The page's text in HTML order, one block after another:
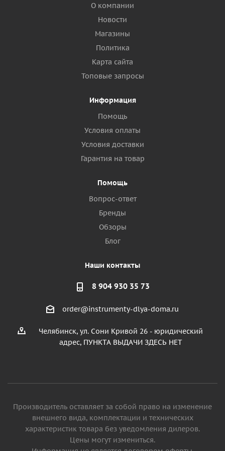
О компании
Новости
Магазины
Политика
Карта сайта
Топовые запросы
Информация
Помощь
Условия оплаты
Условия доставки
Гарантия на товар
Помощь
Вопрос-ответ
Бренды
Обзоры
Блог
Наши контакты
8 904 930 35 73
order@instrumenty-dlya-doma.ru
Челябинск, ул. Сони Кривой 26 - юридический
адрес, ПУНКТА ВЫДАЧИ ЗДЕСЬ НЕТ
Производитель оставляет за собой право на изменение
внешнего вида, комплектации и технических
характеристик товара без уведомления дилеров.
Цены могут измениться.